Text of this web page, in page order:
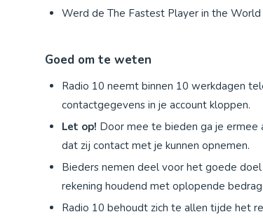
Werd de The Fastest Player in the
Goed om te weten
Radio 10 neemt binnen 10 werkdagen
contactgegevens in je account kloppen.
Let op! Door mee te bieden ga je
dat zij contact met je kunnen opnemen.
Bieders nemen deel voor het goede
rekening houdend met oplopende
Radio 10 behoudt zich te allen tijde het